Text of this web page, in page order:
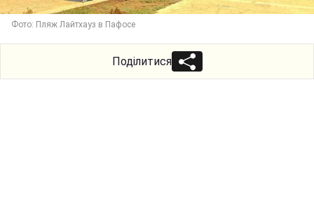
Фото: Пляж Лайтхауз в Пафосе
Поділитися